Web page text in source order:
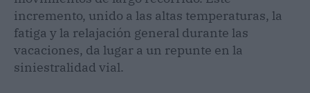
incremento, unido a las altas temperaturas, la
fatiga y la relajación general durante las
vacaciones, da lugar a un repunte en la
siniestralidad vial.